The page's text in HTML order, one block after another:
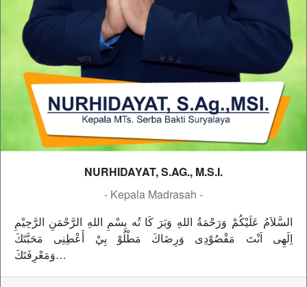
NURHIDAYAT, S.AG., M.S.I.
- Kepala Madrasah -
السَّلاَمُ عَلَيْكُمْ وَرَحْمَةُ اللهِ وَبَرَ كَا تُه بِسْمِ اللهِ الرَّحْمَنِ الرَّحِيْمِ
اِلَهِى اَنْتَ مَقْصُوْدِى وَرِضَاكَ مَطْلُوْ بِيْ أَعْطِنِى مَحَبَّتَكَ
وَمَعْرِفَتَكَ…